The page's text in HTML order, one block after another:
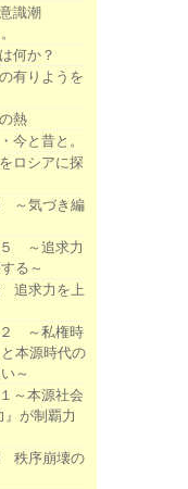
識潮
何か？
有りようを
熱
今と昔と。
ロシアに探
～気づき編
５ ～追求力
る～
追求力を上
２ ～私権時
本源時代の
～
～本源社会
が制覇力
秩序崩壊の